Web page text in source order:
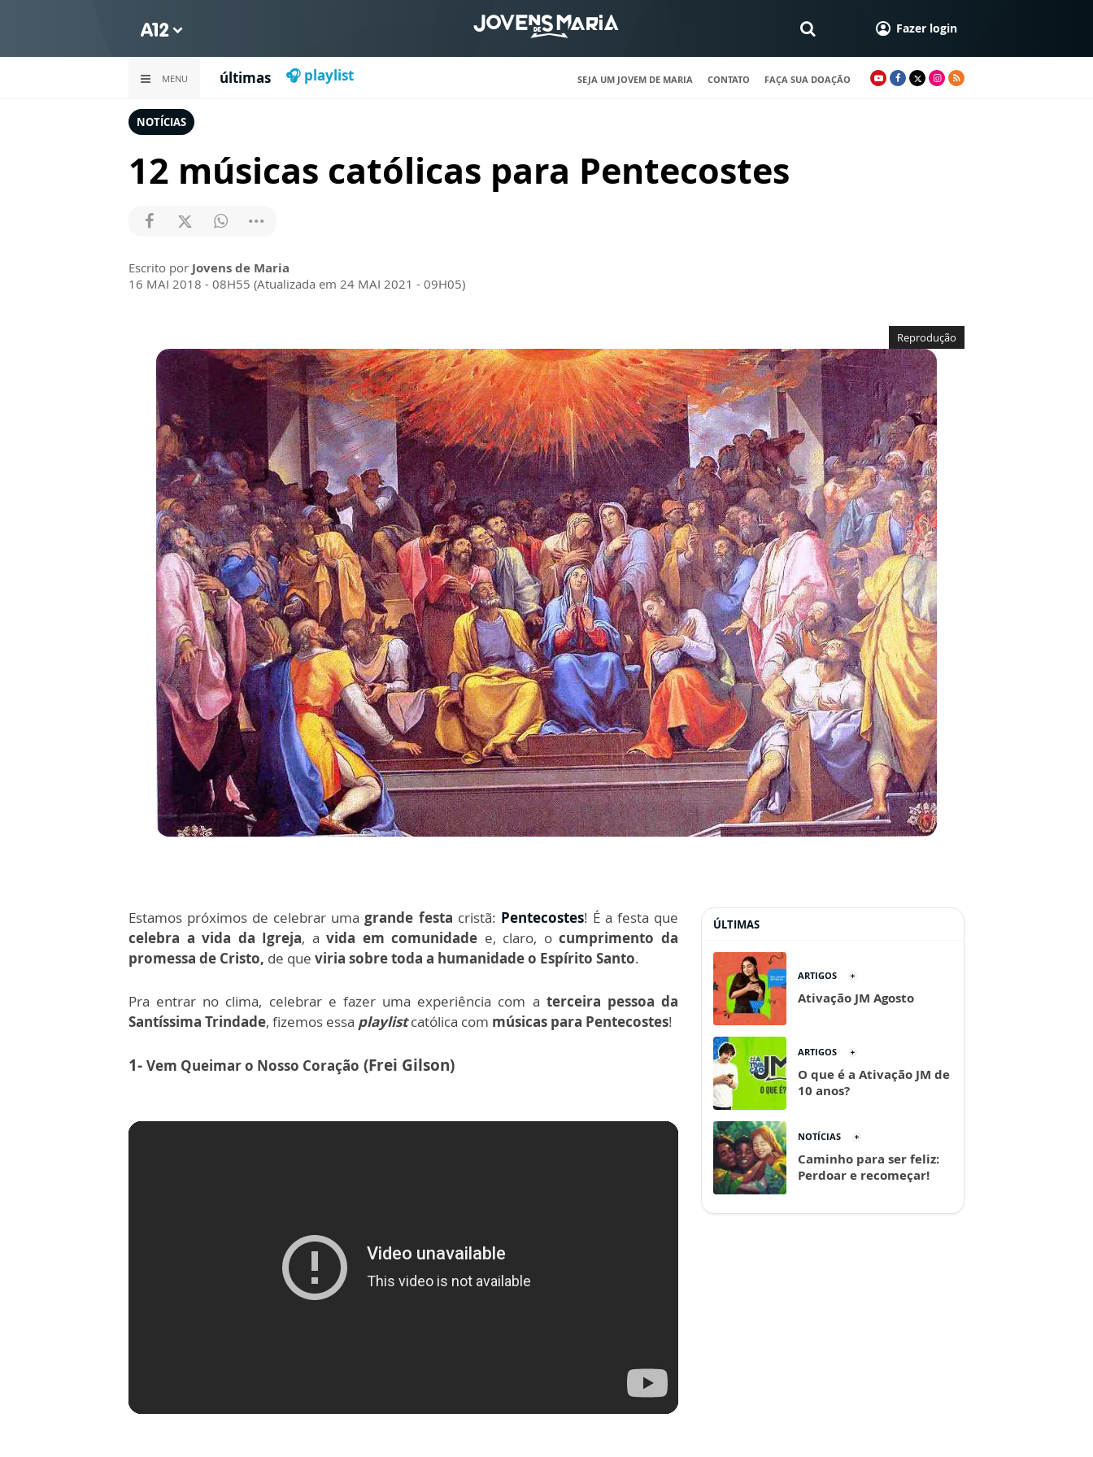
Fazer login
MENU últimas 🎧 playlist SEJA UM JOVEM DE MARIA CONTATO FAÇA SUA DOAÇÃO
NOTÍCIAS
12 músicas católicas para Pentecostes
Escrito por Jovens de Maria
16 MAI 2018 - 08H55 (Atualizada em 24 MAI 2021 - 09H05)
Reprodução
Estamos próximos de celebrar umagrande festa cristã: Pentecostes! É a festa que
celebra a vida da Igreja, avida em comunidade e, claro, ocumprimento da
promessa de Cristo, de que viria sobre toda a humanidade o Espírito Santo.
Pra entrar no clima, celebrar e fazer uma experiência com a terceira pessoa da
Santíssima Trindade, fizemos essa playlistcatólica com músicas para Pentecostes!
1- Vem Queimar o Nosso Coração (Frei Gilson)
ÚLTIMAS
ARTIGOS
Ativação JM Agosto
ARTIGOS
O que é a Ativação JM de
10 anos?
NOTÍCIAS
Caminho para ser feliz:
Perdoar e recomeçar!